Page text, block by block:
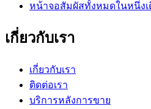
หน้าจอสัมผัสทั้งหมดในหนึ่งเ
เกี่ยวกับเรา
เกี่ยวกับเรา
ติดต่อเรา
บริการหลังการขาย